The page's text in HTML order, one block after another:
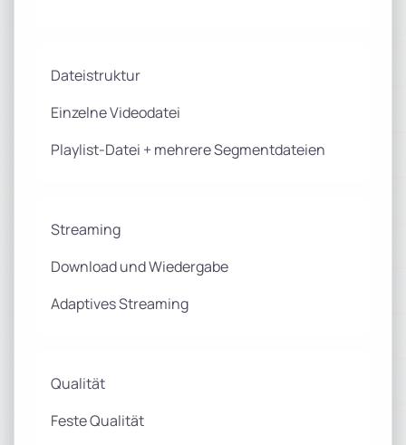
Dateistruktur
Einzelne Videodatei
Playlist-Datei + mehrere Segmentdateien
Streaming
Download und Wiedergabe
Adaptives Streaming
Qualität
Feste Qualität